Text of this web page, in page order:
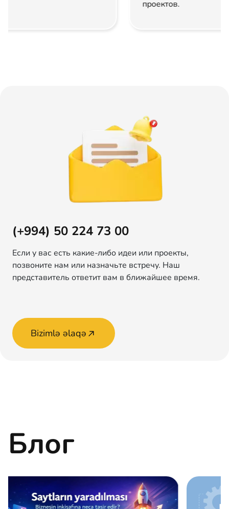
(+994) 50 224 73 00
Если у вас есть какие-либо идеи или проекты,
позвоните нам или назначьте встречу. Наш
представитель ответит вам в ближайшее время.
Bizimlə əlaqə
Блог